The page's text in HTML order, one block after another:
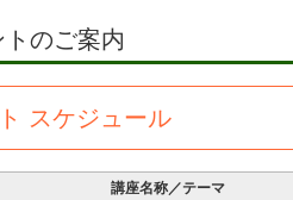
のご案内
スケジュール
講座名称／テーマ